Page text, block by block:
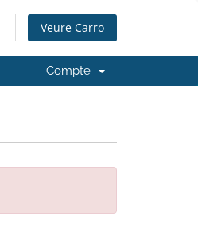
Veure Carro
Compte